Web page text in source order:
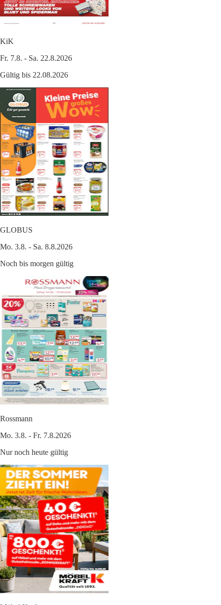
KiK
Fr. 7.8. - Sa. 22.8.2026
Gültig bis 22.08.2026
GLOBUS
Mo. 3.8. - Sa. 8.8.2026
Noch bis morgen gültig
Rossmann
Mo. 3.8. - Fr. 7.8.2026
Nur noch heute gültig